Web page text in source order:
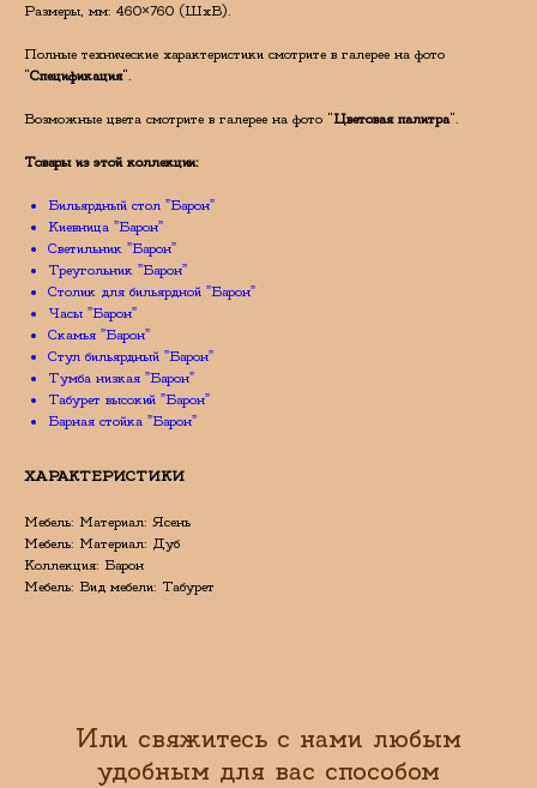
Размеры, мм: 460×760 (ШхВ).
Полные технические характеристики смотрите в галерее на фото
"Спецификация".
Возможные цвета смотрите в галерее на фото "Цветовая палитра".
Товары из этой коллекции:
Бильярдный стол ”Барон”
Киевница ”Барон”
Светильник ”Барон”
Треугольник ”Барон”
Столик для бильярдной ”Барон”
Часы ”Барон”
Скамья ”Барон”
Стул бильярдный ”Барон”
Тумба низкая ”Барон”
Табурет высокий ”Барон”
Барная стойка ”Барон”
ХАРАКТЕРИСТИКИ
Мебель: Материал: Ясень
Мебель: Материал: Дуб
Коллекция: Барон
Мебель: Вид мебели: Табурет
Или свяжитесь с нами любым
удобным для вас способом